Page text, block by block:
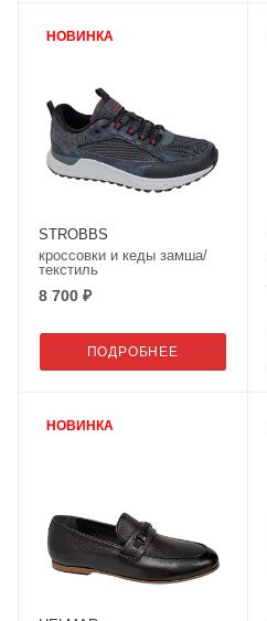
НОВИНКА
STROBBS
кроссовки и кеды замша/
текстиль
8 700 ₽
ПОДРОБНЕЕ
НОВИНКА